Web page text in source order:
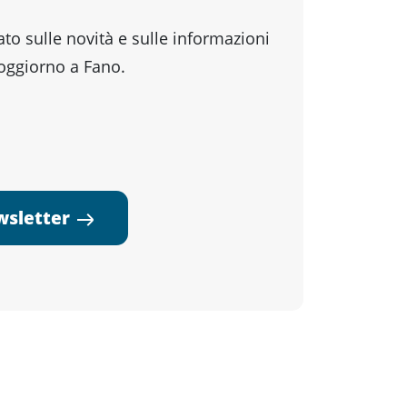
sulle novità e sulle informazioni
a Fano.